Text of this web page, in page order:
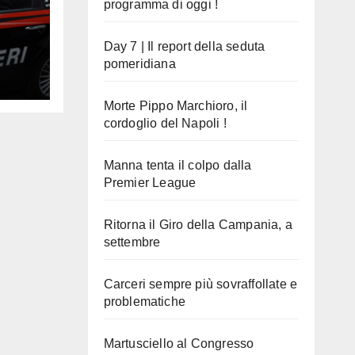
programma di oggi !
Day 7 | Il report della seduta
pomeridiana
Morte Pippo Marchioro, il
cordoglio del Napoli !
Manna tenta il colpo dalla
Premier League
Ritorna il Giro della Campania, a
settembre
Carceri sempre più sovraffollate e
problematiche
Martusciello al Congresso